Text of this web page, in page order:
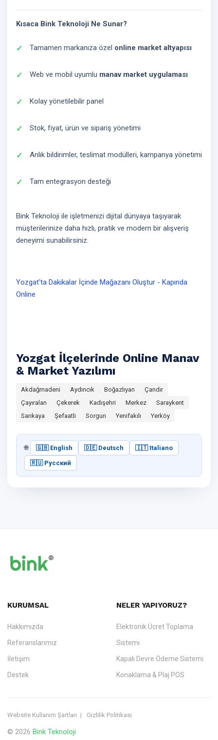
Kısaca Bink Teknoloji Ne Sunar?
Tamamen markanıza özel online market altyapısı
Web ve mobil uyumlu manav market uygulaması
Kolay yönetilebilir panel
Stok, fiyat, ürün ve sipariş yönetimi
Anlık bildirimler, teslimat modülleri, kampanya yönetimi
Tam entegrasyon desteği
Bink Teknoloji ile işletmenizi dijital dünyaya taşıyarak
müşterilerinize daha hızlı, pratik ve modern bir alışveriş
deneyimi sunabilirsiniz.
Yozgat'ta Dakikalar İçinde Mağazanı Oluştur - Kapında
Online
Yozgat İlçelerinde Online Manav
& Market Yazılımı
Akdağmadeni Aydıncık Boğazlıyan
Çandır
Çayıralan
Çekerek Kadışehri Merkez
Saraykent
Sarıkaya
Şefaatli Sorgun Yenifakılı Yerköy
🌐 🇬🇧 English 🇩🇪 Deutsch 🇮🇹 Italiano
🇷🇺 Русский
KURUMSAL
Hakkımızda
Referanslarımız
İletişim
Destek
NELER YAPIYORUZ?
Elektronik Ücret Toplama
Sistemi
Kapalı Devre Ödeme Sistemi
Konaklama & Plaj POS
Website Kullanım Şartları Gizlilik Politikası
© 2026 Bink Teknoloji